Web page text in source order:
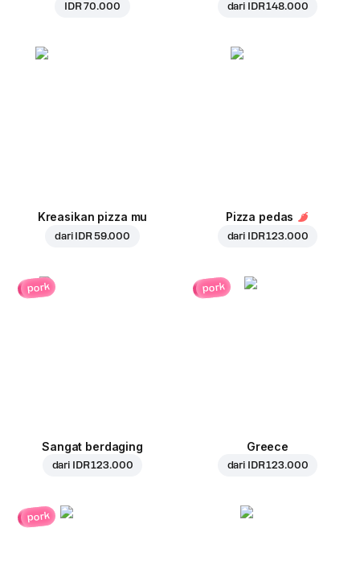
IDR 70.000 dari IDR 148.000
Kreasikan pizza mu
dari IDR 59.000
Pizza pedas
dari IDR 123.000
pork
Sangat berdaging
dari IDR 123.000
pork
Greece
dari IDR 123.000
pork